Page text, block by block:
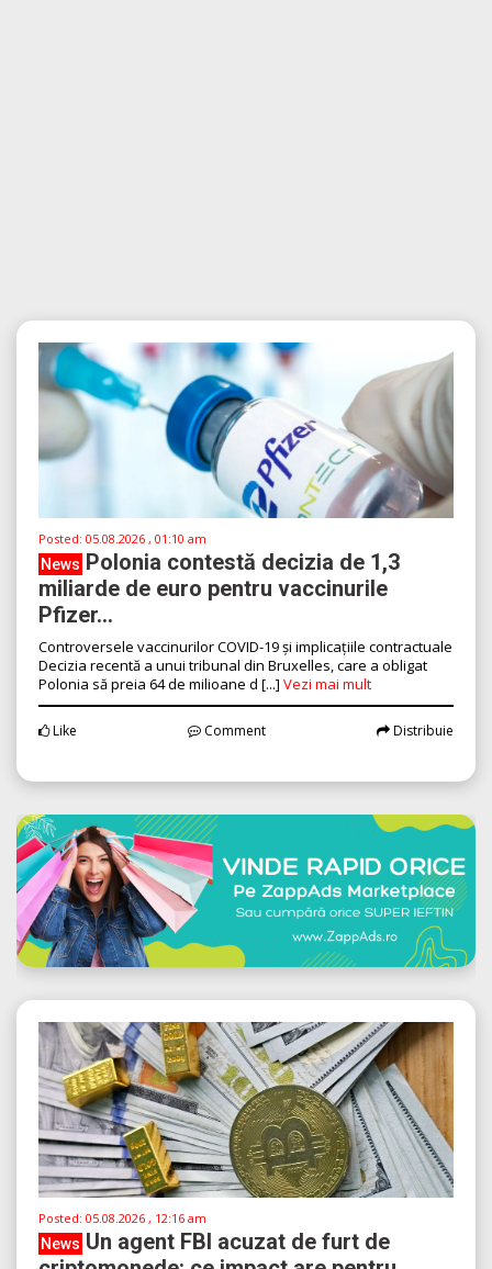
Posted: 05.08.2026 , 01:10 am
News Polonia contestă decizia de 1,3
miliarde de euro pentru vaccinurile
Pfizer...
Controversele vaccinurilor COVID-19 și implicațiile contractuale
Decizia recentă a unui tribunal din Bruxelles, care a obligat
Polonia să preia 64 de milioane d [...] Vezi mai mult
Like Comment Distribuie
Posted: 05.08.2026 , 12:16 am
News Un agent FBI acuzat de furt de